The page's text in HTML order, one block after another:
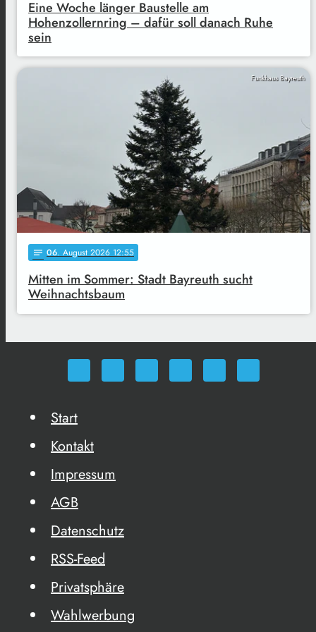
Eine Woche länger Baustelle am
Hohenzollernring – dafür soll danach Ruhe
sein
Funkhaus Bayreuth
notes 06. August 2026 12:55
Mitten im Sommer: Stadt Bayreuth sucht
Weihnachtsbaum
Start
Kontakt
Impressum
AGB
Datenschutz
RSS-Feed
Privatsphäre
Wahlwerbung